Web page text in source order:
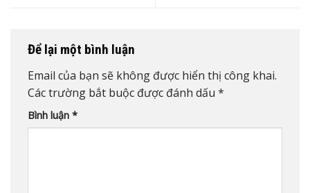
Để lại một bình luận
Email của bạn sẽ không được hiển thị công khai.
Các trường bắt buộc được đánh dấu *
Bình luận *